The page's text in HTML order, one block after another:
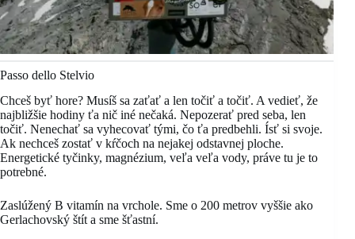
Passo dello Stelvio
Chceš byť hore? Musíš sa zaťať a len točiť a točiť. A vedieť, že
najbližšie hodiny ťa nič iné nečaká. Nepozerať pred seba, len
točiť. Nenechať sa vyhecovať tými, čo ťa predbehli. Ísť si svoje.
Ak nechceš zostať v kŕčoch na nejakej odstavnej ploche.
Energetické tyčinky, magnézium, veľa veľa vody, práve tu je to
potrebné.
Zaslúžený B vitamín na vrchole. Sme o 200 metrov vyššie ako
Gerlachovský štít a sme šťastní.